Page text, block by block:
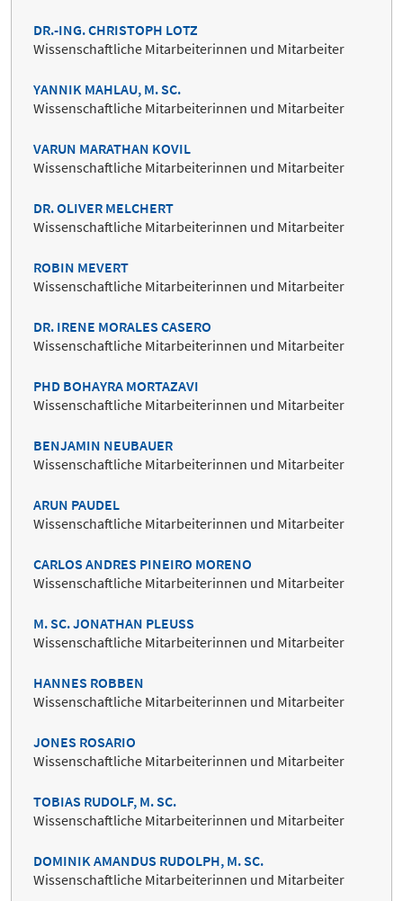
DR.-ING. CHRISTOPH LOTZ
Wissenschaftliche Mitarbeiterinnen und Mitarbeiter
YANNIK MAHLAU, M. SC.
Wissenschaftliche Mitarbeiterinnen und Mitarbeiter
VARUN MARATHAN KOVIL
Wissenschaftliche Mitarbeiterinnen und Mitarbeiter
DR. OLIVER MELCHERT
Wissenschaftliche Mitarbeiterinnen und Mitarbeiter
ROBIN MEVERT
Wissenschaftliche Mitarbeiterinnen und Mitarbeiter
DR. IRENE MORALES CASERO
Wissenschaftliche Mitarbeiterinnen und Mitarbeiter
PHD BOHAYRA MORTAZAVI
Wissenschaftliche Mitarbeiterinnen und Mitarbeiter
BENJAMIN NEUBAUER
Wissenschaftliche Mitarbeiterinnen und Mitarbeiter
ARUN PAUDEL
Wissenschaftliche Mitarbeiterinnen und Mitarbeiter
CARLOS ANDRES PINEIRO MORENO
Wissenschaftliche Mitarbeiterinnen und Mitarbeiter
M. SC. JONATHAN PLEUSS
Wissenschaftliche Mitarbeiterinnen und Mitarbeiter
HANNES ROBBEN
Wissenschaftliche Mitarbeiterinnen und Mitarbeiter
JONES ROSARIO
Wissenschaftliche Mitarbeiterinnen und Mitarbeiter
TOBIAS RUDOLF, M. SC.
Wissenschaftliche Mitarbeiterinnen und Mitarbeiter
DOMINIK AMANDUS RUDOLPH, M. SC.
Wissenschaftliche Mitarbeiterinnen und Mitarbeiter